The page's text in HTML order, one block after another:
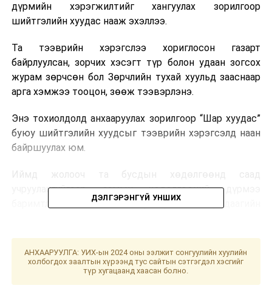
дүрмийн хэрэгжилтийг хангуулах зорилгоор
шийтгэлийн хуудас нааж эхэллээ.
Та тээврийн хэрэгслээ хориглосон газарт
байрлуулсан, зорчих хэсэгт түр болон удаан зогсох
журам зөрчсөн бол Зөрчлийн тухай хуульд зааснаар
арга хэмжээ тооцон, зөөж тээвэрлэнэ.
Энэ тохиолдолд анхааруулах зорилгоор “Шар хуудас”
буюу шийтгэлийн хуудсыг тээврийн хэрэгсэлд наан
байршуулах юм.
Иймд жолооч та бусдын хөдөлгөөнд саад
учруулахгүйгээр замын хөдөлгөөний дүрмээ
баримтлан соёлтой оролцохыг цагдаагийн
УНШСАН: 809
Монгол хэл бичгийн шалгалтыг цахимаар зохион
ДЭЛГЭРЭНГҮЙ УНШИХ
АНХААРУУЛГА: УИХ-ын 2024 оны ээлжит сонгуулийн хуулийн
холбогдох заалтын хүрээнд тус сайтын сэтгэгдэл хэсгийг
түр хугацаанд хаасан болно.